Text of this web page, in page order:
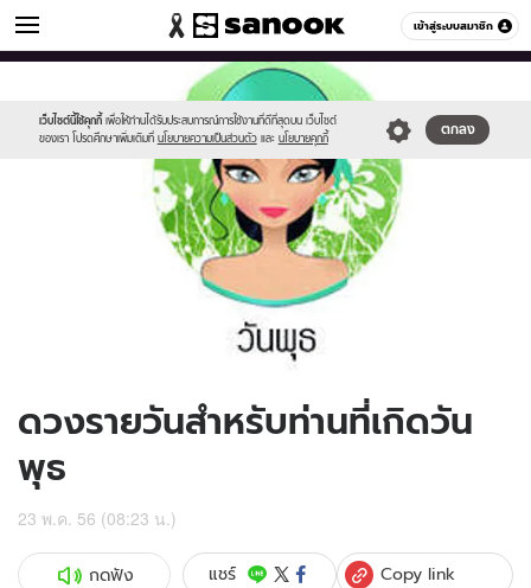
เข้าสู่ระบบสมาชิก
ดูดวง หมวดอื่นๆ
เว็บไซต์นี้ใช้คุกกี้ เพื่อให้ท่านได้รับประสบการณ์การใช้งานที่ดีที่สุดบน เว็บไซต์
ของเรา โปรดศึกษาเพิ่มเติมที่ นโยบายความเป็นส่วนตัว และ นโยบายคุกกี้
ตกลง
//s.isanook.com/sr/0/images/logo-
sanook.png
//s.isanook.com/ho/0/ud/9/46193/170-
ดวงรายวันสำหรับท่านที่เกิดวัน
พุธ
23 พ.ค. 56 (08:23 น.)
กดฟัง แชร์ Copy link